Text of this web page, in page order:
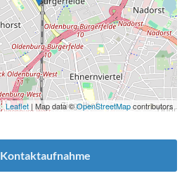
Leaflet | Map data ©OpenStreetMapcontributors
Kontaktaufnahme